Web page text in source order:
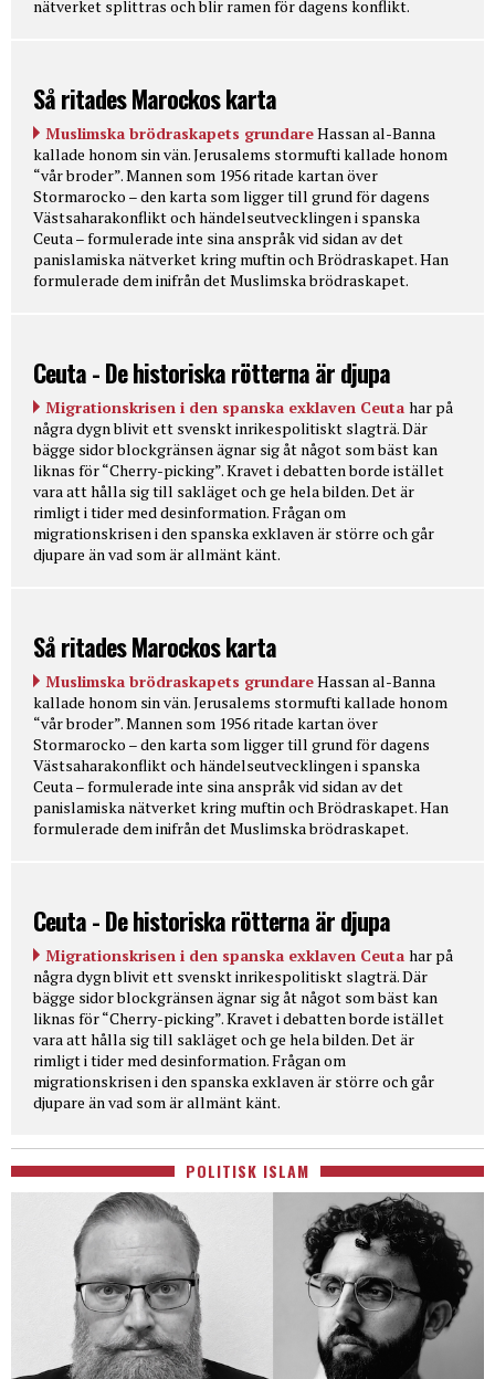
nätverket splittras och blir ramen för dagens konflikt.
Så ritades Marockos karta
Muslimska brödraskapets grundareHassan al-Banna
kallade honom sin vän. Jerusalems stormufti kallade honom
“vår broder”. Mannen som 1956 ritade kartan över
Stormarocko – den karta som ligger till grund för dagens
Västsaharakonflikt och händelseutvecklingen i spanska
Ceuta – formulerade inte sina anspråk vid sidan av det
panislamiska nätverket kring muftin och Brödraskapet. Han
formulerade dem inifrån det Muslimska brödraskapet.
Ceuta - De historiska rötterna är djupa
Migrationskrisen i den spanska exklaven Ceuta har på
några dygn blivit ett svenskt inrikespolitiskt slagträ. Där
bägge sidor blockgränsen ägnar sig åt något som bäst kan
liknas för “Cherry-picking”. Kravet i debatten borde istället
vara att hålla sig till sakläget och ge hela bilden. Det är
rimligt i tider med desinformation. Frågan om
migrationskrisen i den spanska exklaven är större och går
djupare än vad som är allmänt känt.
Så ritades Marockos karta
Muslimska brödraskapets grundareHassan al-Banna
kallade honom sin vän. Jerusalems stormufti kallade honom
“vår broder”. Mannen som 1956 ritade kartan över
Stormarocko – den karta som ligger till grund för dagens
Västsaharakonflikt och händelseutvecklingen i spanska
Ceuta – formulerade inte sina anspråk vid sidan av det
panislamiska nätverket kring muftin och Brödraskapet. Han
formulerade dem inifrån det Muslimska brödraskapet.
Ceuta - De historiska rötterna är djupa
Migrationskrisen i den spanska exklaven Ceuta har på
några dygn blivit ett svenskt inrikespolitiskt slagträ. Där
bägge sidor blockgränsen ägnar sig åt något som bäst kan
liknas för “Cherry-picking”. Kravet i debatten borde istället
vara att hålla sig till sakläget och ge hela bilden. Det är
rimligt i tider med desinformation. Frågan om
migrationskrisen i den spanska exklaven är större och går
djupare än vad som är allmänt känt.
POLITISK ISLAM